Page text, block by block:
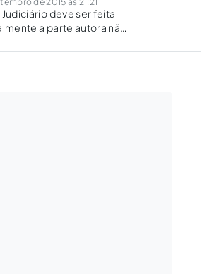
deve ser feita
a parte autora não
não há